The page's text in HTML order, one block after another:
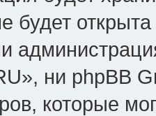
будет
ни phpBB
которые